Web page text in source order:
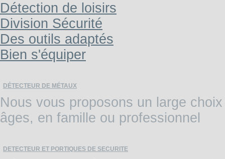
Détection de loisirs
Division Sécurité
Des outils adaptés
Bien s'équiper
Nous vous proposons un large
âges, en famille ou professionnel